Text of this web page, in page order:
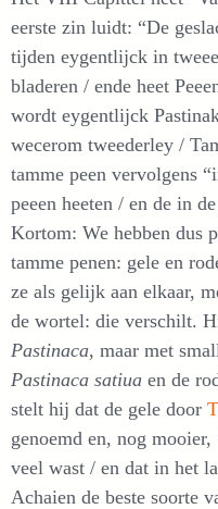
eerste zin luidt: “De
tijden eygentlijck in
bladeren / ende heet
wordt eygentlijck
wecerom tweederley /
tamme peen vervolgens
peeen heeten / en de in
Kortom: We hebben dus
tamme penen: gele en
ze als gelijk aan elkaar,
de wortel: die verschilt.
Pastinaca, maar met
Pastinaca satiua en de
stelt hij dat de gele door
genoemd en, nog
veel wast / en dat in het
Achaien de beste soorte